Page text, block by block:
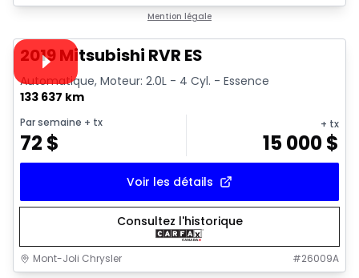
Mention légale
Vidéo disponible
2019 Mitsubishi RVR ES
Automatique, Moteur: 2.0L - 4 Cyl. - Essence
133 637 km
Par semaine + tx
72 $
+ tx
15 000$
Voir les détails
Consultez l'historique
Mont-Joli Chrysler #26009A